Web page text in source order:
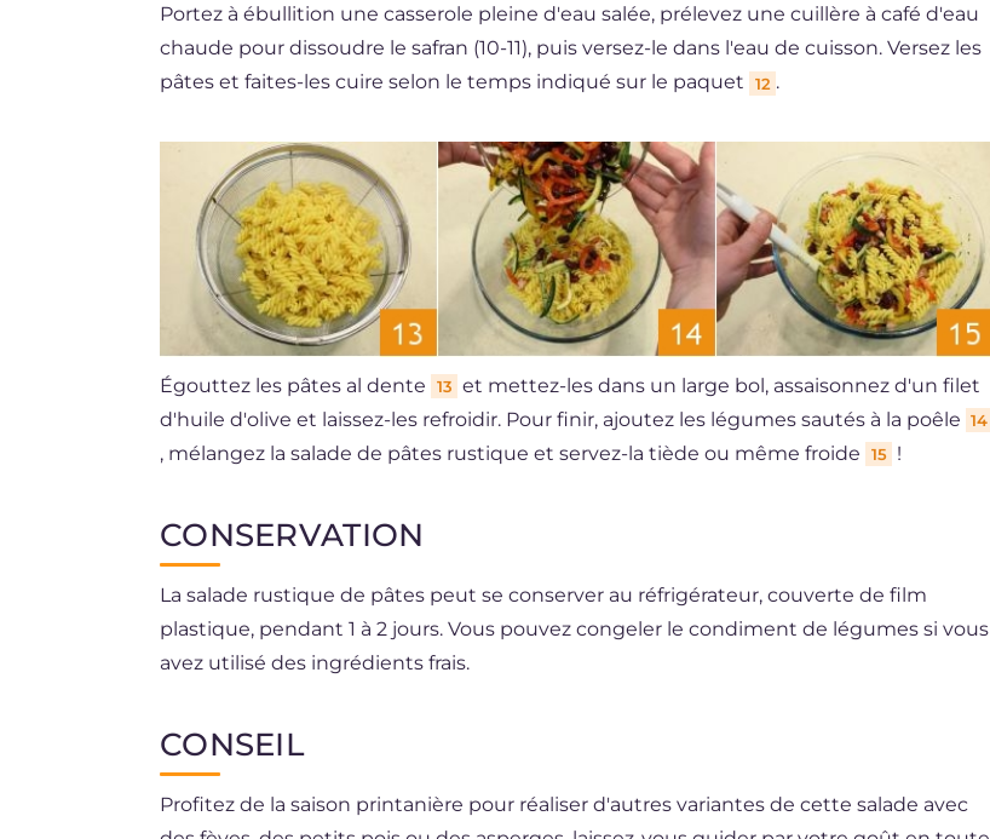
Portez à ébullition une casserole pleine d'eau salée, prélevez une cuillère à café d'eau
chaude pour dissoudre le safran (10-11), puis versez-le dans l'eau de cuisson. Versez les
pâtes et faites-les cuire selon le temps indiqué sur le paquet
12 .
Égouttez les pâtes al dente 13 et mettez-les dans un large bol, assaisonnez d'un filet
d'huile d'olive et laissez-les refroidir. Pour finir, ajoutez les légumes sautés à la poêle 14
, mélangez la salade de pâtes rustique et servez-la tiède ou même froide 15 !
CONSERVATION
La salade rustique de pâtes peut se conserver au réfrigérateur, couverte de film
plastique, pendant 1 à 2 jours. Vous pouvez congeler le condiment de légumes si vous
avez utilisé des ingrédients frais.
CONSEIL
Profitez de la saison printanière pour réaliser d'autres variantes de cette salade avec